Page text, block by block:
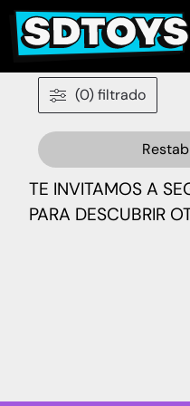
(0) filtrado
TE INVITAMOS A
PARA DESCUBRIR